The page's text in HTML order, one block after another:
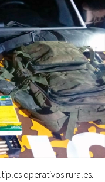
operativos rurales.